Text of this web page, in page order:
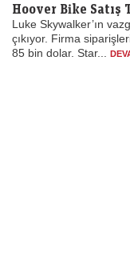
Hoover Bike Satış
Luke Skywalker’ın
çıkıyor. Firma
85 bin dolar. Star...